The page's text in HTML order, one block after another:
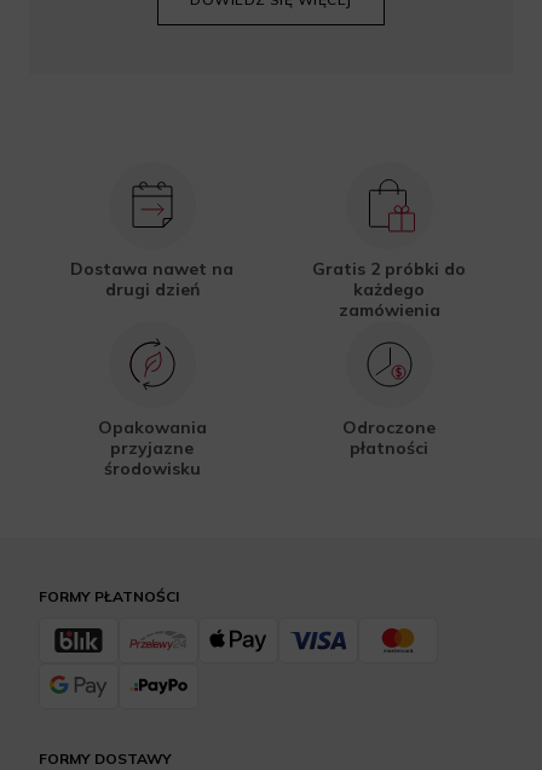
Dostawa nawet na
drugi dzień
Gratis 2 próbki do
każdego
zamówienia
Opakowania
przyjazne
środowisku
Odroczone
płatności
FORMY DOSTAWY
FORMY PŁATNOŚCI